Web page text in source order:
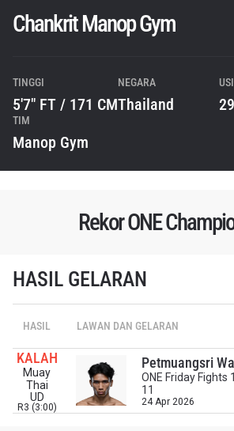
Chankrit Manop Gym
TINGGI
5'7" FT / 171 CM
NEGARA
Thailand
TIM
Manop Gym
Rekor ONE
HASIL GELARAN
HASIL LAWAN DAN GELARAN
KALAH
Muay
Thai
UD
R3 (3:00)
Petmuangsri
ONE Friday Fights
11
24 Apr 2026
LAWAN
IKUTI PERKEMBANGAN
Bawa ONE Championship kemana pun
Daftar sekarang untuk mendapat
terbaru, tawaran spesial, dan akses
terbaik di gelaran langsung kami.
EMAIL